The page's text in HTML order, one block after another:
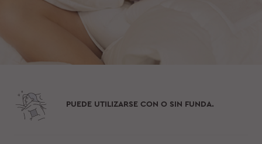
PUEDE UTILIZARSE CON O SIN FUNDA.